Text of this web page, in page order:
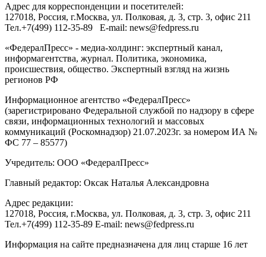
Адрес для корреспонденции и посетителей:
127018, Россия, г.Москва, ул. Полковая, д. 3, стр. 3, офис 211
Тел.+7(499) 112-35-89 E-mail: news@fedpress.ru
«ФедералПресс» - медиа-холдинг: экспертный канал,
информагентства, журнал. Политика, экономика,
происшествия, общество. Экспертный взгляд на жизнь
регионов РФ
Информационное агентство «ФедералПресс»
(зарегистрировано Федеральной службой по надзору в сфере
связи, информационных технологий и массовых
коммуникаций (Роскомнадзор) 21.07.2023г. за номером ИА №
ФС 77 – 85577)
Учредитель: ООО «ФедералПресс»
Главный редактор: Оксак Наталья Александровна
Адрес редакции:
127018, Россия, г.Москва, ул. Полковая, д. 3, стр. 3, офис 211
Тел.+7(499) 112-35-89 E-mail: news@fedpress.ru
Информация на сайте предназначена для лиц старше 16 лет